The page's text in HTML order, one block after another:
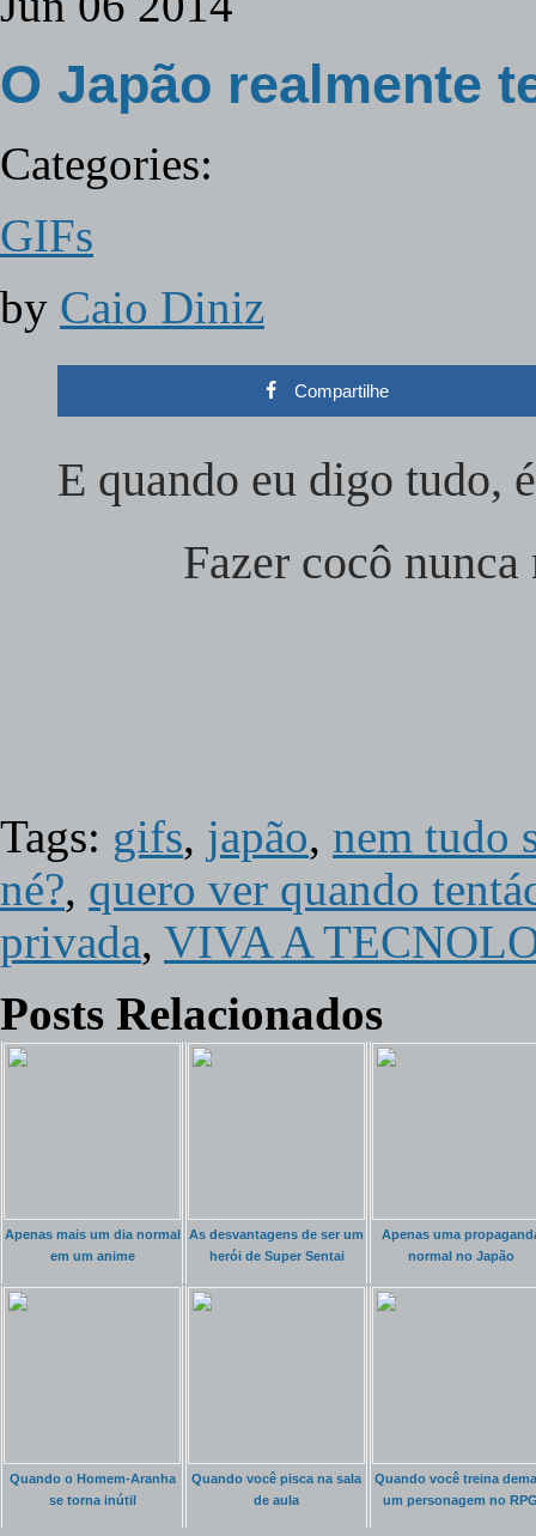
O Japão realmente
Categories:
GIFs
by Caio Diniz
Compartilhe
E quando eu digo tudo,
Fazer cocô
Tags: gifs, japão, nem tudo
né?, quero ver quando
privada, VIVA A
Posts Relacionados
Apenas mais um dia normal
em um anime
As desvantagens de ser um
herói de Super Sentai
Apenas uma
normal no Japão
Quando o Homem-Aranha
se torna inútil
Quando você pisca na sala
de aula
Quando você treina
um personagem no